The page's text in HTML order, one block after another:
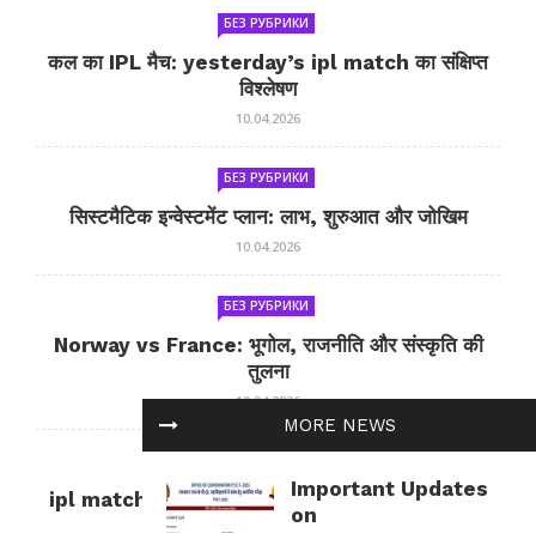
MORE NEWS
Important Updates
on
БЕЗ РУБРИКИ
कल का IPL मैच: yesterday’s ipl match का संक्षिप्त
विश्लेषण
10.04.2026
БЕЗ РУБРИКИ
सिस्टमैटिक इन्वेस्टमेंट प्लान: लाभ, शुरुआत और जोखिम
10.04.2026
БЕЗ РУБРИКИ
Norway vs France: भूगोल, राजनीति और संस्कृति की
तुलना
10.04.2026
ipl match tomorrow: कल का IPL मैच — जानकारी
और सलाह